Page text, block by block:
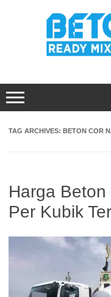
TAG ARCHIVES: BETON COR
Harga
Per Kubik